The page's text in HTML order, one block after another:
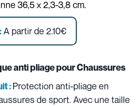
36,5 x 2,3-3,8 cm.
A partir de 2.10€
anti pliage pour Chaussures
:Protection anti-pliage en
de sport. Avec une taille